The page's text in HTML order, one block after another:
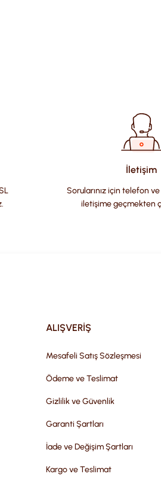
İletişim
Sorularınız için telefon
iletişime geçmekten
ALIŞVERİŞ
Mesafeli Satış Sözleşmesi
Ödeme ve Teslimat
Gizlilik ve Güvenlik
Garanti Şartları
İade ve Değişim Şartları
Kargo ve Teslimat